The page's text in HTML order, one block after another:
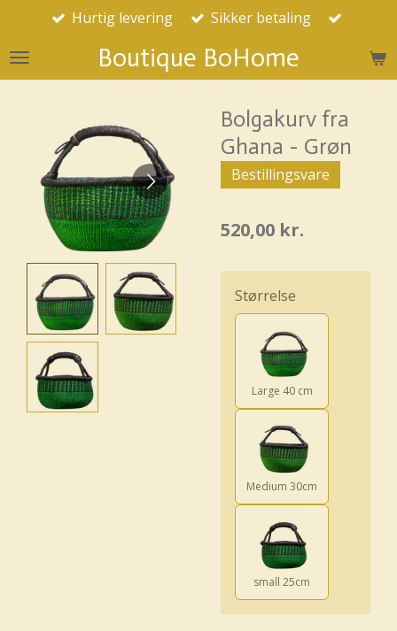
Spring
hovedindhold Boutique BoHome
Hurtig levering Sikker betaling
Bolgakurv fra
Ghana - Grøn
Bestillingsvare
520,00 kr.
Størrelse
Large 40 cm
Medium 30cm
small 25cm